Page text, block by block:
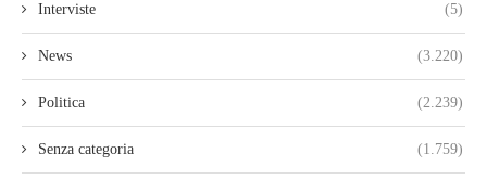
Interviste (5)
News (3.220)
Politica (2.239)
Senza categoria (1.759)